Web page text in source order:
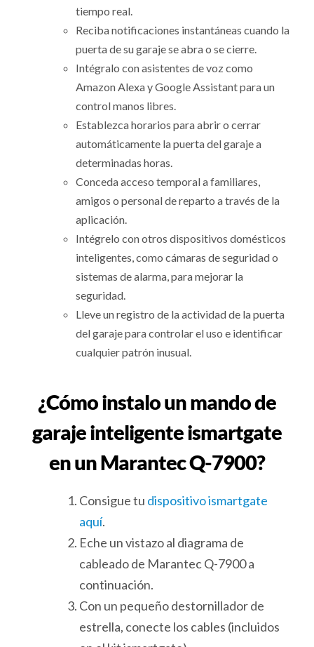
tiempo real.
Reciba notificaciones instantáneas cuando la
puerta de su garaje se abra o se cierre.
Intégralo con asistentes de voz como
Amazon Alexa y Google Assistant para un
control manos libres.
Establezca horarios para abrir o cerrar
automáticamente la puerta del garaje a
determinadas horas.
Conceda acceso temporal a familiares,
amigos o personal de reparto a través de la
aplicación.
Intégrelo con otros dispositivos domésticos
inteligentes, como cámaras de seguridad o
sistemas de alarma, para mejorar la
seguridad.
Lleve un registro de la actividad de la puerta
del garaje para controlar el uso e identificar
cualquier patrón inusual.
¿Cómo instalo un mando de
garaje inteligente ismartgate
en un Marantec Q-7900?
Consigue tu dispositivo ismartgate
aquí.
Eche un vistazo al diagrama de
cableado de Marantec Q-7900 a
continuación.
Con un pequeño destornillador de
estrella, conecte los cables (incluidos